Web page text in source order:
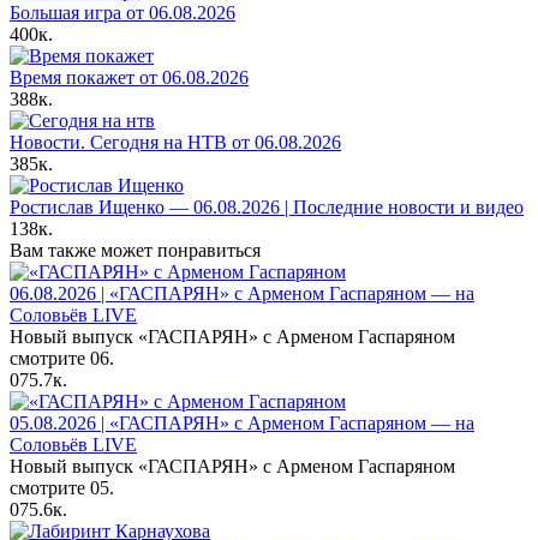
Большая игра от 06.08.2026
400к.
Время покажет от 06.08.2026
388к.
Новости. Сегодня на НТВ от 06.08.2026
385к.
Ростислав Ищенко — 06.08.2026 | Последние новости и видео
138к.
Вам также может понравиться
06.08.2026 | «ГАСПАРЯН» с Арменом Гаспаряном — на
Соловьёв LIVE
Новый выпуск «ГАСПАРЯН» с Арменом Гаспаряном
смотрите 06.
075.7к.
05.08.2026 | «ГАСПАРЯН» с Арменом Гаспаряном — на
Соловьёв LIVE
Новый выпуск «ГАСПАРЯН» с Арменом Гаспаряном
смотрите 05.
075.6к.